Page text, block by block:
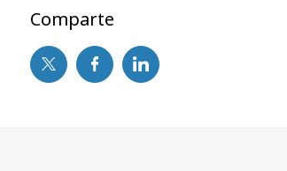
Comparte